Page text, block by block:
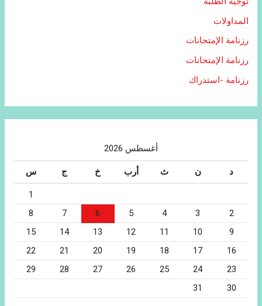
المداولات
رزنامة الإمتحانات
رزنامة الإمتحانات
رزنامة -استدراك
أغسطس 2026
د ن ث أرب خ ج س
1
2
3
4
5
6
7
8
9
10
11
12
13
14
15
16
17
18
19
20
21
22
23
24
25
26
27
28
29
30
31